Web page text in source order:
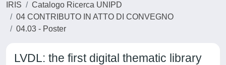
IRIS
Catalogo Ricerca UNIPD
04 CONTRIBUTO IN ATTO DI CONVEGNO
04.03 - Poster
LVDL: the first digital thematic library